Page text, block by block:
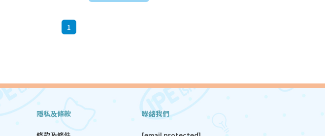
1
隱私及條款 聯絡我們